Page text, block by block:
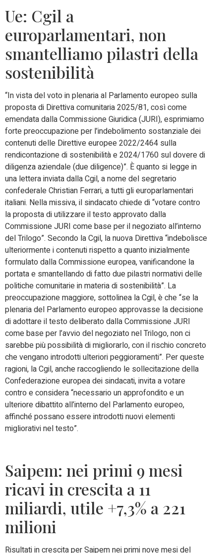
Ue: Cgil a
europarlamentari, non
smantelliamo pilastri della
sostenibilità
“In vista del voto in plenaria al Parlamento europeo sulla
proposta di Direttiva comunitaria 2025/81, così come
emendata dalla Commissione Giuridica (JURI), esprimiamo
forte preoccupazione per l’indebolimento sostanziale dei
contenuti delle Direttive europee 2022/2464 sulla
rendicontazione di sostenibilità e 2024/1760 sul dovere di
diligenza aziendale (due diligence)”. È quanto si legge in
una lettera inviata dalla Cgil, a nome del segretario
confederale Christian Ferrari, a tutti gli europarlamentari
italiani. Nella missiva, il sindacato chiede di “votare contro
la proposta di utilizzare il testo approvato dalla
Commissione JURI come base per il negoziato all’interno
del Trilogo”. Secondo la Cgil, la nuova Direttiva “indebolisce
ulteriormente i contenuti rispetto a quanto inizialmente
formulato dalla Commissione europea, vanificandone la
portata e smantellando di fatto due pilastri normativi delle
politiche comunitarie in materia di sostenibilità”. La
preoccupazione maggiore, sottolinea la Cgil, è che “se la
plenaria del Parlamento europeo approvasse la decisione
di adottare il testo deliberato dalla Commissione JURI
come base per l’avvio del negoziato nel Trilogo, non ci
sarebbe più possibilità di migliorarlo, con il rischio concreto
che vengano introdotti ulteriori peggioramenti”. Per queste
ragioni, la Cgil, anche raccogliendo le sollecitazione della
Confederazione europea dei sindacati, invita a votare
contro e considera “necessario un approfondito e un
ulteriore dibattito all’interno del Parlamento europeo,
affinché possano essere introdotti nuovi elementi
migliorativi nel testo”.
Saipem: nei primi 9 mesi
ricavi in crescita a 11
miliardi, utile +7,3% a 221
milioni
Risultati in crescita per Saipem nei primi nove mesi del